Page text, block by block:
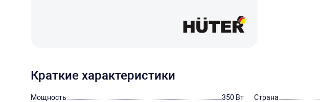
Краткие характеристики
Мощность
350 Вт
Страна